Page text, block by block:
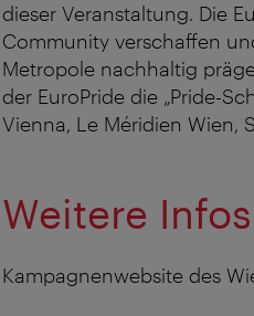
dieser Veranstaltung. Die
Community verschaffen
Metropole nachhaltig
der EuroPride die „Pride-
Vienna, Le Méridien Wien,
Weitere
Kampagnenwebsite des